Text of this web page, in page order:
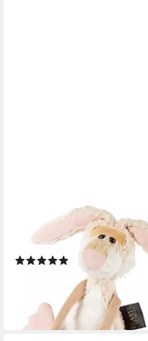
BeastsTown für
und Kinder (1-St)
lieferbar - in 3-4